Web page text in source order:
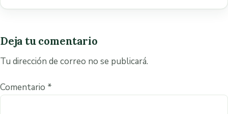
Deja tu comentario
Tu dirección de correo no se publicará.
Comentario *